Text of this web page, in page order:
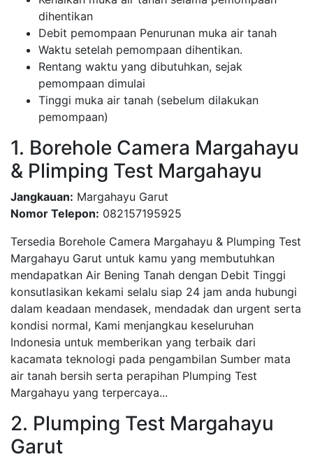
dihentikan
Debit pemompaan Penurunan muka air tanah
Waktu setelah pemompaan dihentikan.
Rentang waktu yang dibutuhkan, sejak
pemompaan dimulai
Tinggi muka air tanah (sebelum dilakukan
pemompaan)
1. Borehole Camera Margahayu
& Plimping Test Margahayu
Jangkauan: Margahayu Garut
Nomor Telepon: 082157195925
Tersedia Borehole Camera Margahayu & Plumping Test
Margahayu Garut untuk kamu yang membutuhkan
mendapatkan Air Bening Tanah dengan Debit Tinggi
konsutlasikan kekami selalu siap 24 jam anda hubungi
dalam keadaan mendasek, mendadak dan urgent serta
kondisi normal, Kami menjangkau keseluruhan
Indonesia untuk memberikan yang terbaik dari
kacamata teknologi pada pengambilan Sumber mata
air tanah bersih serta perapihan Plumping Test
Margahayu yang terpercaya...
2. Plumping Test Margahayu
Garut